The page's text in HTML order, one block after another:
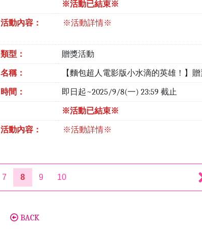
※活動已結束※
活動內容： ※活動詳情※
類型： 贈獎活動
名稱： 【麵包超人電影版小水滴的英雄！】
時間： 即日起~2025/9/8(一) 23:59 截止
※活動已結束※
活動內容： ※活動詳情※
7 8 9 10
BACK